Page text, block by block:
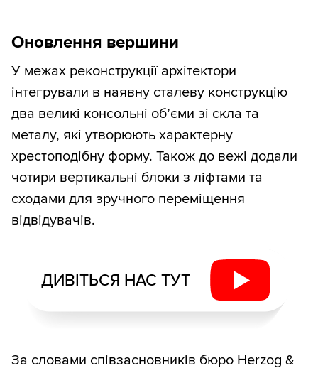
Оновлення вершини
У межах реконструкції архітектори
інтегрували в наявну сталеву конструкцію
два великі консольні об’єми зі скла та
металу, які утворюють характерну
хрестоподібну форму. Також до вежі додали
чотири вертикальні блоки з ліфтами та
сходами для зручного переміщення
відвідувачів.
ДИВІТЬСЯ НАС ТУТ
За словами співзасновників бюро Herzog &